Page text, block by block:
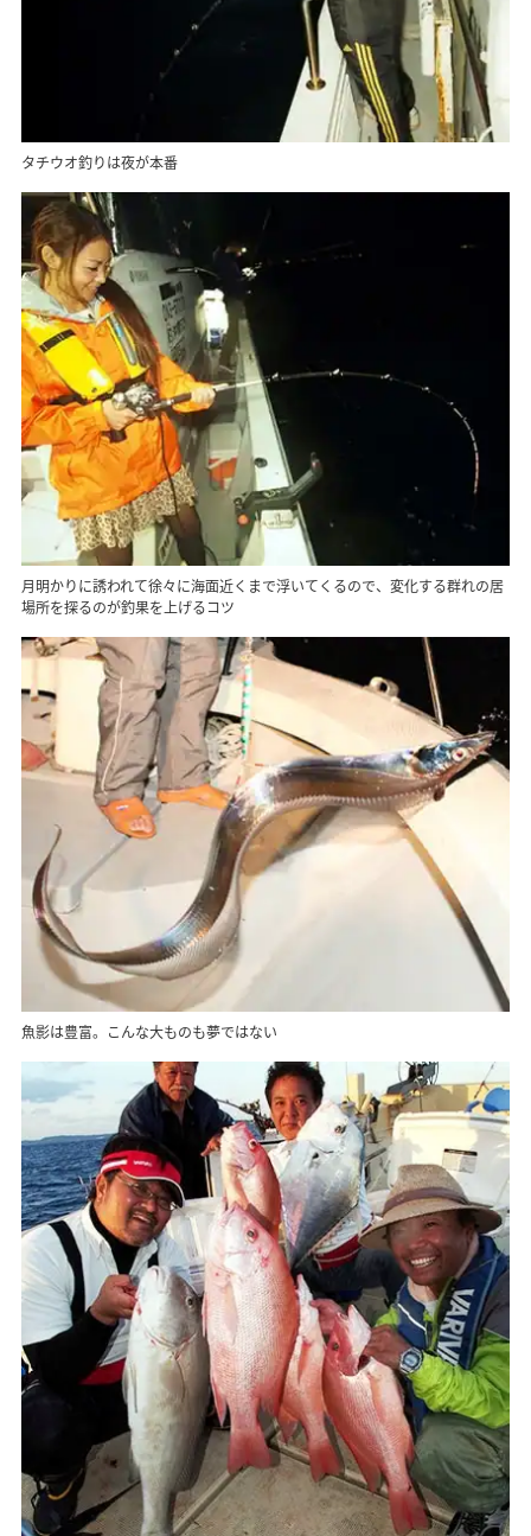
タチウオ釣りは夜が本番
月明かりに誘われて徐々に海面近くまで浮いてくるので、変化する群れの居
場所を探るのが釣果を上げるコツ
魚影は豊富。こんな大ものも夢ではない